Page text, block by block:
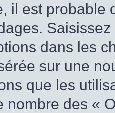
il est probable
dans les
sur une
que les
nombre des «